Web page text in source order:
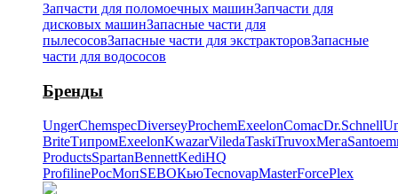
Запчасти для поломоечных машинЗапчасти для
дисковых машинЗапасные части для
пылесосовЗапасные части для экстракторовЗапасные
части для водососов
Бренды
UngerChemspecDiverseyProchemExeelonComacDr.Schnell
BriteТипромExeelonKwazarViledaTaskiTruvoxМега
ProductsSpartanBennettKediHQ
ProfilineРосМопSEBOКьюTecnovapMasterForcePlex